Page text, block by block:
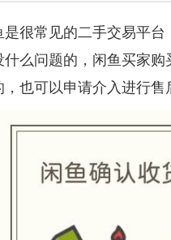
是很常见的二手交易平
什么问题的，闲鱼买家
，也可以申请介入进行售